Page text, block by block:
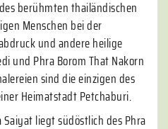
berühmten thailändischen
Menschen bei der
und andere heilige
und Phra Borom That Nakorn
sind die einzigen des
Heimatstadt Petchaburi.
Saiyat liegt südöstlich des Phra